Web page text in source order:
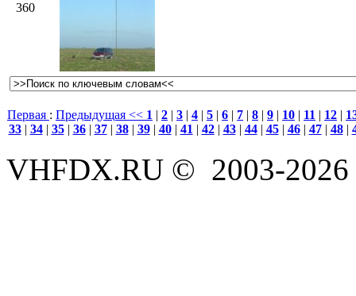
360
Первая : Предыдущая << 1 | 2 | 3 | 4 | 5 | 6 | 7 | 8 | 9 | 10 | 11 | 12 |
33| 34| 35| 36| 37| 38| 39| 40| 41| 42| 43| 44| 45| 46| 47| 48|
VHFDX.RU © 2003-2026